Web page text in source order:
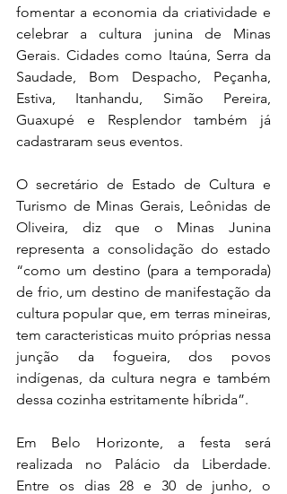
fomentar a economia da criatividade e
celebrar a cultura junina de Minas
Gerais. Cidades como Itaúna, Serra da
Saudade, Bom Despacho, Peçanha,
Estiva, Itanhandu, Simão Pereira,
Guaxupé e Resplendor também já
cadastraram seus eventos.
O secretário de Estado de Cultura e
Turismo de Minas Gerais, Leônidas de
Oliveira, diz que o Minas Junina
representa a consolidação do estado
“como um destino (para a temporada)
de frio, um destino de manifestação da
cultura popular que, em terras mineiras,
tem caracteristicas muito próprias nessa
junção da fogueira, dos povos
indígenas, da cultura negra e também
dessa cozinha estritamente híbrida”.
Em Belo Horizonte, a festa será
realizada no Palácio da Liberdade.
Entre os dias 28 e 30 de junho, o